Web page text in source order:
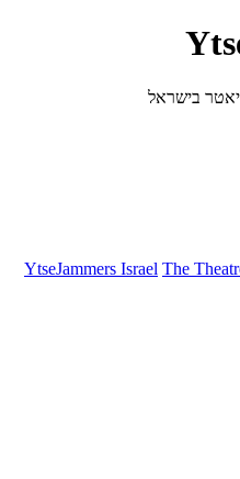
בישראל
YtseJammers Israel The